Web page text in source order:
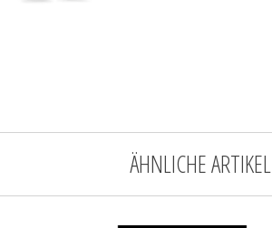
ÄHNLICHE ARTIKEL